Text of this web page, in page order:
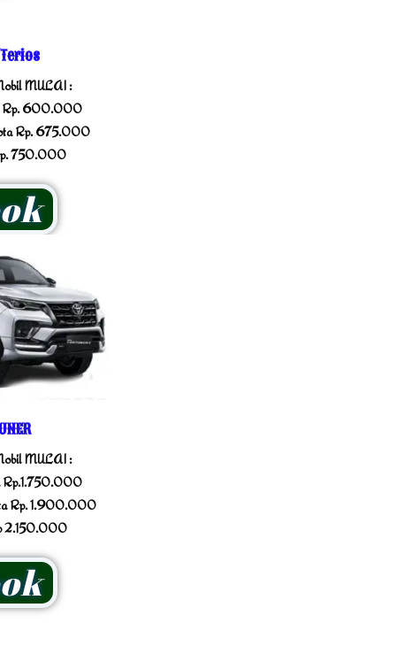
MULAI :
Rp. 600.000
Rp. 675.000
750.000
MULAI :
Rp.1.750.000
Rp. 1.900.000
2.150.000